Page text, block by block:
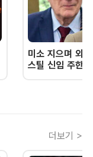
미소 지으며 외
스틸 신임 주한
더보기 >